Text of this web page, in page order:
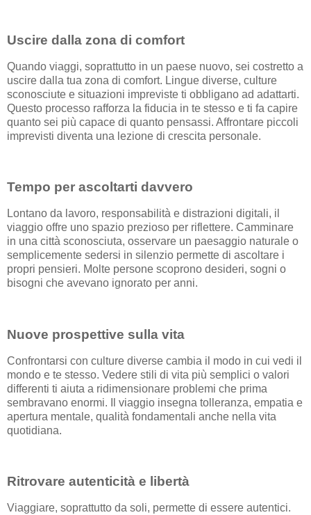
Uscire dalla zona di comfort
Quando viaggi, soprattutto in un paese nuovo, sei costretto a
uscire dalla tua zona di comfort. Lingue diverse, culture
sconosciute e situazioni impreviste ti obbligano ad adattarti.
Questo processo rafforza la fiducia in te stesso e ti fa capire
quanto sei più capace di quanto pensassi. Affrontare piccoli
imprevisti diventa una lezione di crescita personale.
Tempo per ascoltarti davvero
Lontano da lavoro, responsabilità e distrazioni digitali, il
viaggio offre uno spazio prezioso per riflettere. Camminare
in una città sconosciuta, osservare un paesaggio naturale o
semplicemente sedersi in silenzio permette di ascoltare i
propri pensieri. Molte persone scoprono desideri, sogni o
bisogni che avevano ignorato per anni.
Nuove prospettive sulla vita
Confrontarsi con culture diverse cambia il modo in cui vedi il
mondo e te stesso. Vedere stili di vita più semplici o valori
differenti ti aiuta a ridimensionare problemi che prima
sembravano enormi. Il viaggio insegna tolleranza, empatia e
apertura mentale, qualità fondamentali anche nella vita
quotidiana.
Ritrovare autenticità e libertà
Viaggiare, soprattutto da soli, permette di essere autentici.